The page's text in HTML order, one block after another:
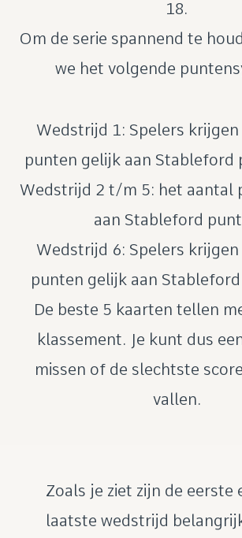
18.
Om de serie spannend te
we het volgende
Wedstrijd 1: Spelers
punten gelijk aan Stableford
Wedstrijd 2 t/m 5: het aantal
aan Stableford
Wedstrijd 6: Spelers
punten gelijk aan
De beste 5 kaarten tellen
klassement. Je kunt dus
missen of de slechtste
vallen.
Zoals je ziet zijn de eerste
laatste wedstrijd